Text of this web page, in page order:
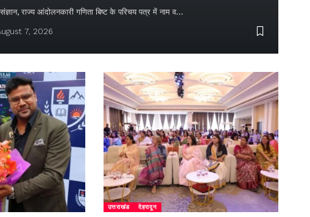
संज्ञान, राज्य आंदोलनकारी गणिता बिष्ट के परिचय पत्र में नाम व…
7, 2026
उत्तराखंड देहरादून